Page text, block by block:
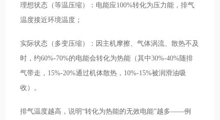
理想状态（等温压缩）：电能应100%转化为压力能，排气
温度接近环境温度；
实际状态（多变压缩）：因主机摩擦、气体涡流、散热不及
时，约60%-70%的电能会转化为热能（其中30%-40%随排
气带走，15%-20%通过机体散热，10%-15%被润滑油吸
收）。
排气温度越高，说明“转化为热能的无效电能”越多——例